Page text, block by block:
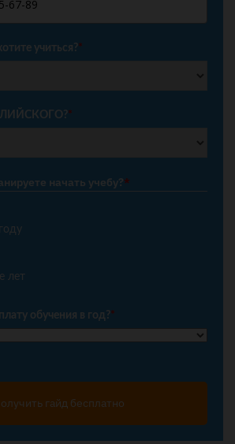
учиться?*
*
начать учебу?*
лет
обучения в год?*
гайд бесплатно